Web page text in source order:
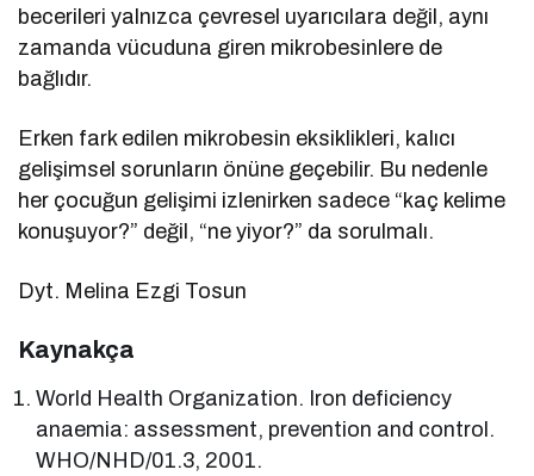
becerileri yalnızca çevresel uyarıcılara değil, aynı
zamanda vücuduna giren mikrobesinlere de
bağlıdır.
Erken fark edilen mikrobesin eksiklikleri, kalıcı
gelişimsel sorunların önüne geçebilir. Bu nedenle
her çocuğun gelişimi izlenirken sadece “kaç kelime
konuşuyor?” değil, “ne yiyor?” da sorulmalı.
Dyt. Melina Ezgi Tosun
Kaynakça
World Health Organization. Iron deficiency
anaemia: assessment, prevention and control.
WHO/NHD/01.3, 2001.